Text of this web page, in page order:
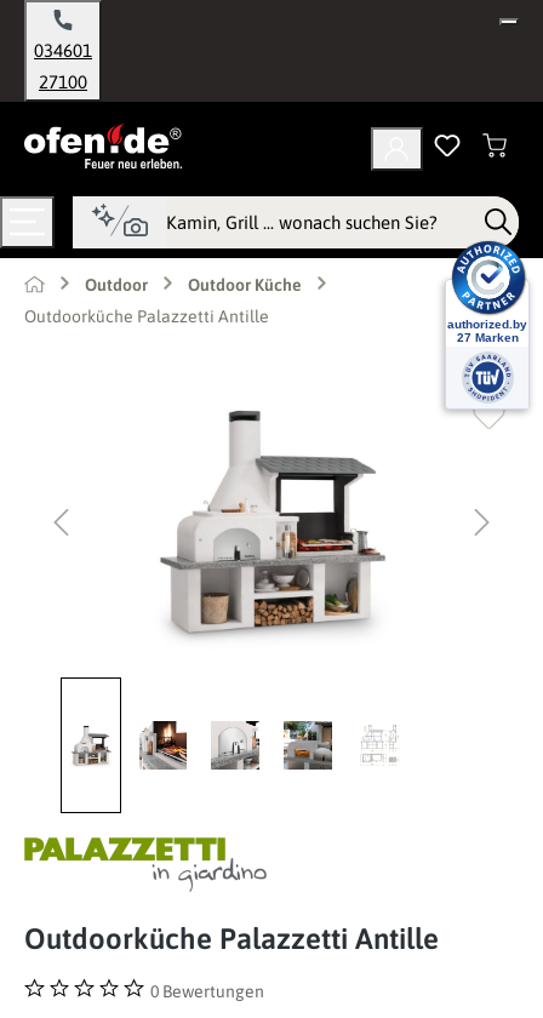
springen
034601
27100
Outdoor
Outdoor Küche
Outdoorküche Palazzetti Antille
Outdoorküche Palazzetti Antille
0 Bewertungen